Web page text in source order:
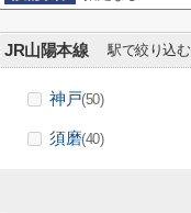
JR山陽本線 駅で絞り込む
神戸(50)
須磨(40)